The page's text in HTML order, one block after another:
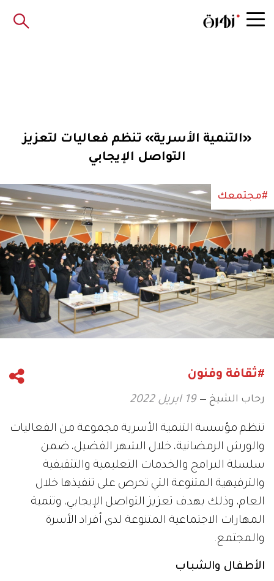
«التنمية الأسرية» تنظم فعاليات لتعزيز
التواصل الإيجابي
#مجتمعك
#ثقافة وفنون
رحاب الشيخ 19 ابريل 2022
تنظم مؤسسة التنمية الأسرية مجموعة من الفعاليات
والورش الرمضانية، خلال الشهر الفضيل، ضمن
سلسلة البرامج والخدمات التعليمية والتثقيفية
والترفيهية المتنوعة التي تحرص على تنفيذها خلال
العام، وذلك بهدف تعزيز التواصل الإيجابي، وتنمية
المهارات الاجتماعية المتنوعة لدى أفراد الأسرة
والمجتمع.
الأطفال والشباب